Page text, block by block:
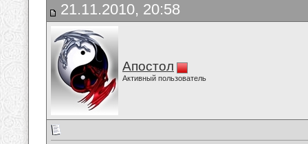
21.11.2010, 20:58
Апостол
Активный пользователь